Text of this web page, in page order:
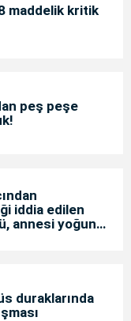
maddelik kritik
peş peşe
iddia edilen
annesi yoğun
duraklarında